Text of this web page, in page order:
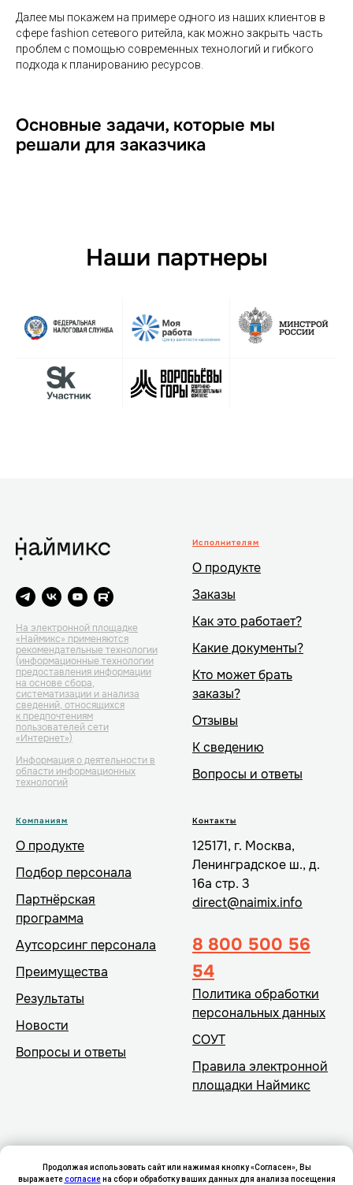
Далее мы покажем на примере одного из наших клиентов в
сфере fashion сетевого ритейла, как можно закрыть часть
проблем с помощью современных технологий и гибкого
подхода к планированию ресурсов.
Основные задачи, которые мы
решали для заказчика
Наши партнеры
На электронной площадке
«Наймикс» применяются
рекомендательные технологии
(информационные технологии
предоставления информации
на основе сбора,
систематизации и анализа
сведений, относящихся
к предпочтениям
пользователей сети
«Интернет»)
Информация о деятельности в
области информационных
технологий
Исполнителям
О продукте
Заказы
Как это работает?
Какие документы?
Кто может брать
заказы?
Отзывы
К сведению
Вопросы и ответы
Компаниям
О продукте
Подбор персонала
Партнёрская
программа
Аутсорсинг персонала
Преимущества
Результаты
Новости
Вопросы и ответы
Контакты
125171, г. Москва,
Ленинградское ш., д.
16а стр. 3
direct@naimix.info
8 800 500 56
54
Политика обработки
персональных данных
СОУТ
Правила электронной
площадки Наймикс
Продолжая использовать сайт или нажимая кнопку «Согласен», Вы
выражаетесогласиена сбор и обработку ваших данных для анализа посещения